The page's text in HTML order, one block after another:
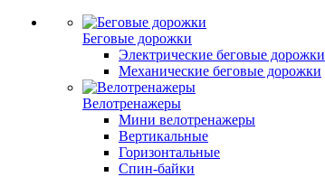
Беговые дорожки
Электрические беговые дорожки
Механические беговые дорожки
Велотренажеры
Мини велотренажеры
Вертикальные
Горизонтальные
Спин-байки